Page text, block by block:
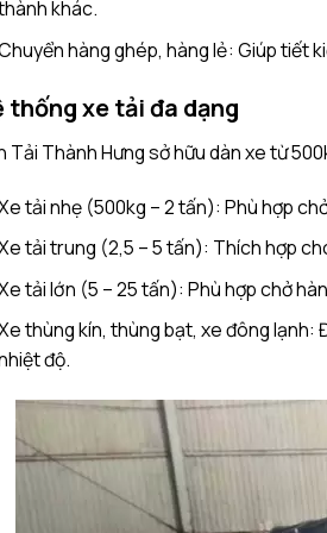
khác.
hàng ghép, hàng lẻ: Giúp tiết
thống xe tải đa dạng
Tải Thành Hưng sở hữu dàn xe từ
tải nhẹ (500kg – 2 tấn): Phù hợp
tải trung (2,5 – 5 tấn): Thích hợp
tải lớn (5 – 25 tấn): Phù hợp chở
thùng kín, thùng bạt, xe đông lạnh:
độ.